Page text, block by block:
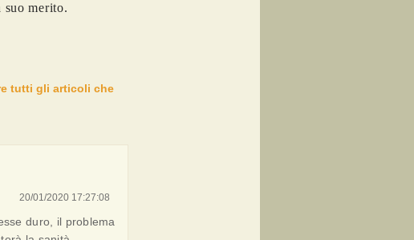
suo merito.
tutti gli articoli che
20/01/2020 17:27:08
duro, il problema